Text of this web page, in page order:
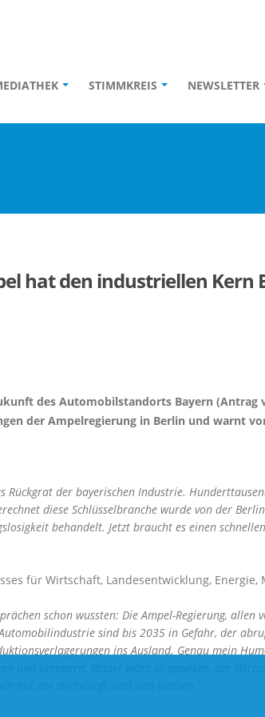
STIMMKREIS NEWSLETTER
hat den industriellen Kern
des Automobilstandorts Bayern (Antrag
der Ampelregierung in Berlin und warnt
der bayerischen Industrie.
diese Schlüsselbranche wurde von der
behandelt. Jetzt braucht es einen
für Wirtschaft, Landesentwicklung,
schon wussten: Die Ampel-Regierung, allen
sind bis 2035 in Gefahr, der
ins Ausland. Genau mein
mit der Wirtschaft sind und bleiben.“